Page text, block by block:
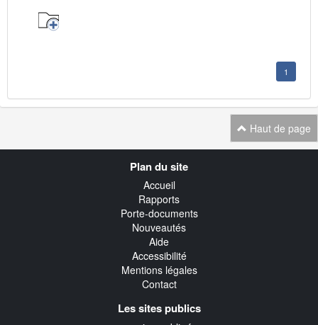
1
Haut de page
Plan du site
Accueil
Rapports
Porte-documents
Nouveautés
Aide
Accessibilité
Mentions légales
Contact
Les sites publics